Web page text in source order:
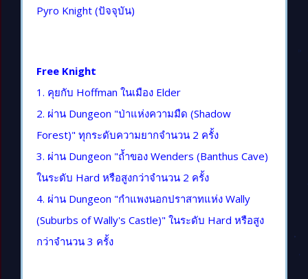
Pyro Knight (ปัจจุบัน)
Free Knight
1. คุยกับ Hoffman ในเมือง Elder
2. ผ่าน Dungeon "ป่าแห่งความมืด (Shadow
Forest)" ทุกระดับความยากจำนวน 2 ครั้ง
3. ผ่าน Dungeon "ถ้ำของ Wenders (Banthus Cave)
ในระดับ Hard หรือสูงกว่าจำนวน 2 ครั้ง
4. ผ่าน Dungeon "กำแพงนอกปราสาทแห่ง Wally
(Suburbs of Wally's Castle)" ในระดับ Hard หรือสูง
กว่าจำนวน 3 ครั้ง